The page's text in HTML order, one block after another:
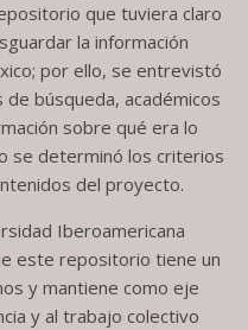
que tuviera claro
la información
por ello, se entrevistó
búsqueda, académicos
sobre qué era lo
se determinó los criterios
del proyecto.
Iberoamericana
este repositorio tiene un
y mantiene como eje
y al trabajo colectivo